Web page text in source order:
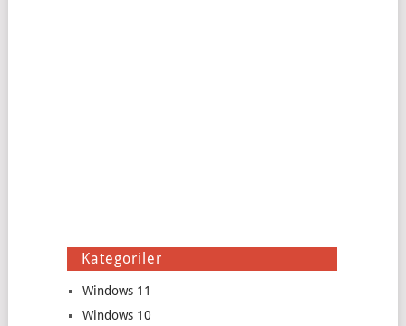
Kategoriler
Windows 11
Windows 10